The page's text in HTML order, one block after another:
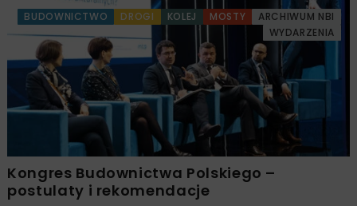
BUDOWNICTWO DROGI KOLEJ MOSTY
ARCHIWUM NBI
WYDARZENIA
Kongres Budownictwa Polskiego –
postulaty i rekomendacje